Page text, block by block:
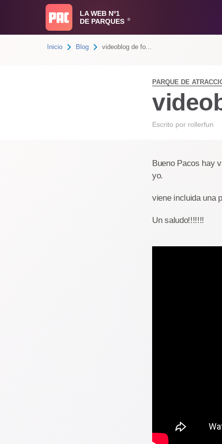
LA WEB Nº1
DE PARQUES
®
Inicio Blog videoblog de fo...
PARQUE DE
Escrito por rollerfun
Bueno Pacos hay
yo.
viene incluida una
Un saludo!!!!!!!